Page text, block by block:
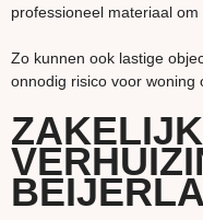
professioneel materiaal om
Zo kunnen ook lastige
onnodig risico voor woning